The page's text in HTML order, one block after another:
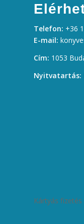
Telefon: +36
E-mail:
Cím: 1053
Nyitvatartás:
Kártyás